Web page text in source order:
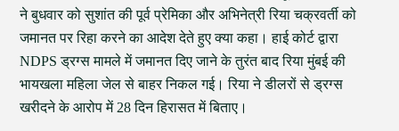
ने बुधवार को सुशांत की पूर्व प्रेमिका और अभिनेत्री रिया चक्रवर्ती को
जमानत पर रिहा करने का आदेश देते हुए क्या कहा। हाई कोर्ट द्वारा
NDPS ड्रग्स मामले में जमानत दिए जाने के तुरंत बाद रिया मुंबई की
भायखला महिला जेल से बाहर निकल गई। रिया ने डीलरों से ड्रग्स
खरीदने के आरोप में 28 दिन हिरासत में बिताए।